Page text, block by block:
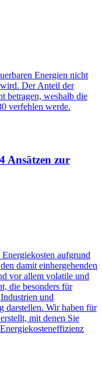
Energien nicht
Der Anteil der
betragen, weshalb die
verfehlen werde.
Ansätzen zur
aufgrund
damit einhergehenden
vor allem volatile und
die besonders für
und
darstellen. Wir haben für
mit denen Sie